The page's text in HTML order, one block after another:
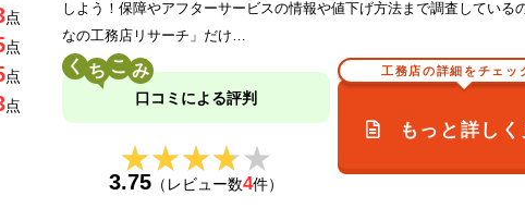
点
点
点
点
しよう！保障やアフターサービスの情報や値下げ方法まで調査している
なの工務店リサーチ」だけ…
く こ
口コミによる評判
★★★★★
★★★★★
3.75 （レビュー数4件）
工務店の詳細をチェッ
もっと詳しく